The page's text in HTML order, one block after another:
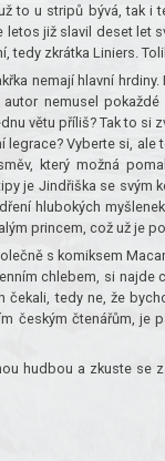
to u stripů bývá, tak i
letos již slavil deset let
zkrátka Liniers.
nemají hlavní
nemusel
větu příliš? Tak to
legrace?Vyberte si, ale
který možná
je Jindřiška se
hlubokých
princem, což už je
s komiksem
chlebem, si
tedy ne, že
českým čtenářům, je
hudbou a zkuste